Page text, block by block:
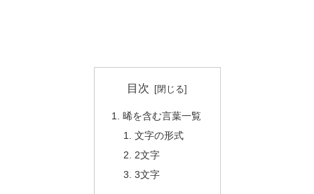
目次
晞を含む言葉一覧
文字の形式
2文字
3文字